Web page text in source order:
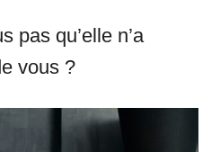
pas qu’elle n’a
vous ?